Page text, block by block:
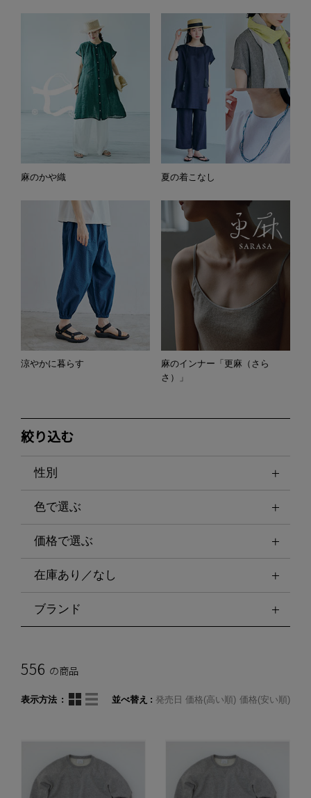
麻のかや織 夏の着こなし
涼やかに暮らす
麻のインナー「更麻（さら
さ）」
絞り込む
性別
色で選ぶ
価格で選ぶ
在庫あり／なし
ブランド
556 の商品
表示方法 並べ替え 発売日 価格(高い順) 価格(安い順)